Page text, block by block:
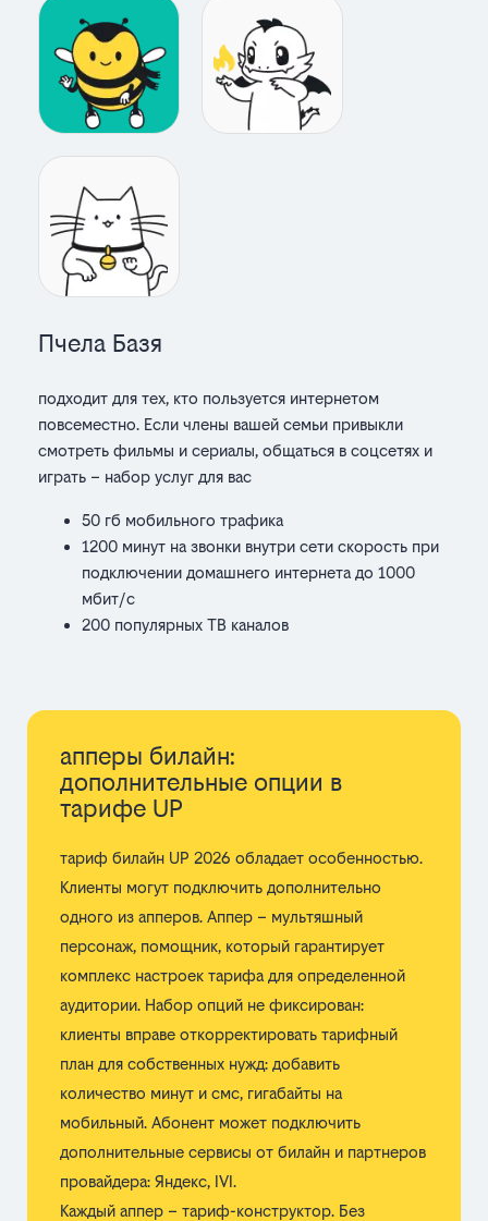
Пчела Базя
подходит для тех, кто пользуется интернетом
повсеместно. Если члены вашей семьи привыкли
смотреть фильмы и сериалы, общаться в соцсетях и
играть – набор услуг для вас
50 гб мобильного трафика
1200 минут на звонки внутри сети скорость при
подключении домашнего интернета до 1000
мбит/с
200 популярных ТВ каналов
апперы билайн:
дополнительные опции в
тарифе UP
тариф билайн UP 2026 обладает особенностью.
Клиенты могут подключить дополнительно
одного из апперов. Аппер – мультяшный
персонаж, помощник, который гарантирует
комплекс настроек тарифа для определенной
аудитории. Набор опций не фиксирован:
клиенты вправе откорректировать тарифный
план для собственных нужд: добавить
количество минут и смс, гигабайты на
мобильный. Абонент может подключить
дополнительные сервисы от билайн и партнеров
провайдера: Яндекс, IVI.
Каждый аппер – тариф-конструктор. Без